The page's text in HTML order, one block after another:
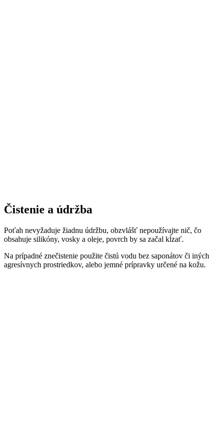
Čistenie a údržba
Poťah nevyžaduje žiadnu údržbu, obzvlášť nepoužívajte nič, čo
obsahuje silikóny, vosky a oleje, povrch by sa začal kĺzať.
Na prípadné znečistenie použite čistú vodu bez saponátov či iných
agresívnych prostriedkov, alebo jemné prípravky určené na kožu.